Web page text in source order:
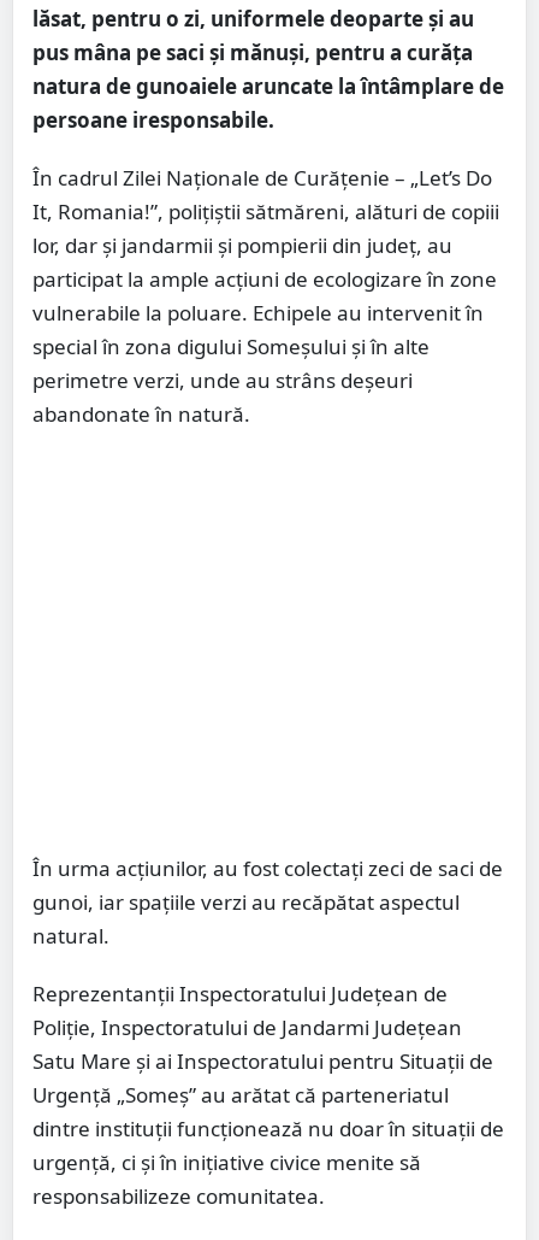
lăsat, pentru o zi, uniformele deoparte și au
pus mâna pe saci și mănuși, pentru a curăța
natura de gunoaiele aruncate la întâmplare de
persoane iresponsabile.
În cadrul Zilei Naționale de Curățenie – „Let’s Do
It, Romania!”, polițiștii sătmăreni, alături de copiii
lor, dar și jandarmii și pompierii din județ, au
participat la ample acțiuni de ecologizare în zone
vulnerabile la poluare. Echipele au intervenit în
special în zona digului Someșului și în alte
perimetre verzi, unde au strâns deșeuri
abandonate în natură.
În urma acțiunilor, au fost colectați zeci de saci de
gunoi, iar spațiile verzi au recăpătat aspectul
natural.
Reprezentanții Inspectoratului Județean de
Poliție, Inspectoratului de Jandarmi Județean
Satu Mare și ai Inspectoratului pentru Situații de
Urgență „Someș” au arătat că parteneriatul
dintre instituții funcționează nu doar în situații de
urgență, ci și în inițiative civice menite să
responsabilizeze comunitatea.